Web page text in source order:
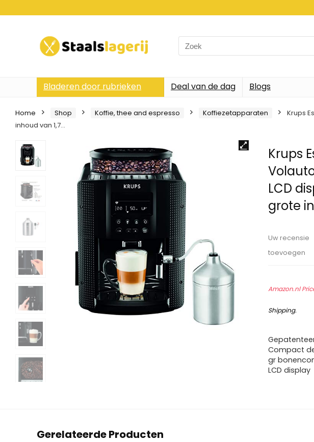
Search
for:
Bladeren door rubrieken Deal van de dag Blogs
Home Shop Koffie, thee and espresso Koffiezetapparaten
Krups
inhoud van 1,7…
Krups
LCD
grote
Uw recensie
toevoegen
Amazon.nl
Shipping.
Compact
gr
LCD display
Gerelateerde Producten